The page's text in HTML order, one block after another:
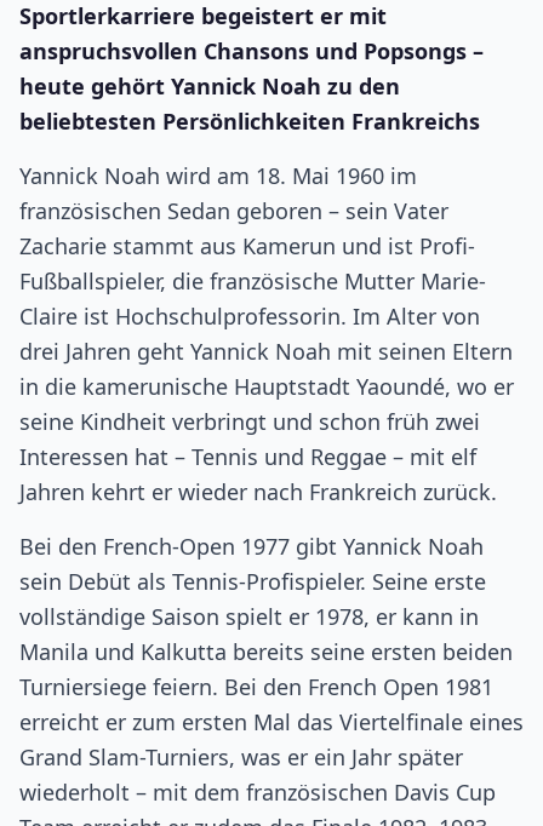
Sportlerkarriere begeistert er mit
anspruchsvollen Chansons und Popsongs –
heute gehört Yannick Noah zu den
beliebtesten Persönlichkeiten Frankreichs
Yannick Noah wird am 18. Mai 1960 im
französischen Sedan geboren – sein Vater
Zacharie stammt aus Kamerun und ist Profi-
Fußballspieler, die französische Mutter Marie-
Claire ist Hochschulprofessorin. Im Alter von
drei Jahren geht Yannick Noah mit seinen Eltern
in die kamerunische Hauptstadt Yaoundé, wo er
seine Kindheit verbringt und schon früh zwei
Interessen hat – Tennis und Reggae – mit elf
Jahren kehrt er wieder nach Frankreich zurück.
Bei den French-Open 1977 gibt Yannick Noah
sein Debüt als Tennis-Profispieler. Seine erste
vollständige Saison spielt er 1978, er kann in
Manila und Kalkutta bereits seine ersten beiden
Turniersiege feiern. Bei den French Open 1981
erreicht er zum ersten Mal das Viertelfinale eines
Grand Slam-Turniers, was er ein Jahr später
wiederholt – mit dem französischen Davis Cup